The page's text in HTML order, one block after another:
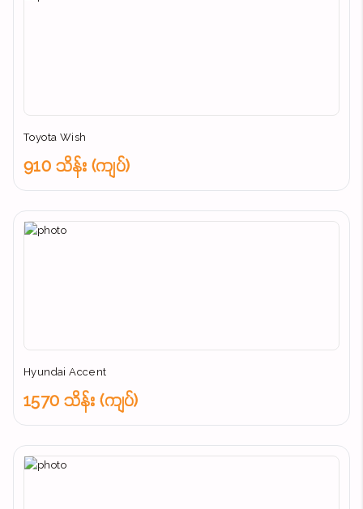
Toyota Wish
910 သိန်း (ကျပ်)
Hyundai Accent
1570 သိန်း (ကျပ်)